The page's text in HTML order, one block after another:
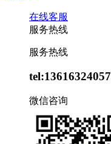
在线客服
服务热线
服务热线
tel:13616324057
微信咨询